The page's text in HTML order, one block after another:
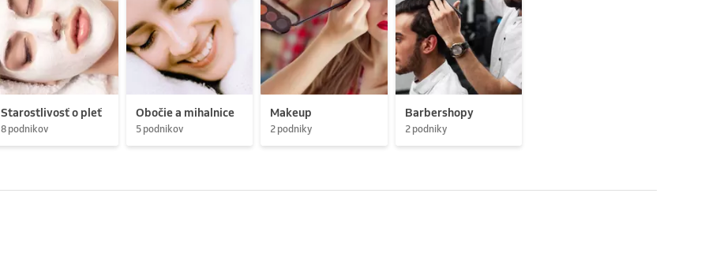
Starostlivosť o pleť
8 podnikov
Obočie a mihalnice
5 podnikov
Makeup
2 podniky
Barbershopy
2 podniky